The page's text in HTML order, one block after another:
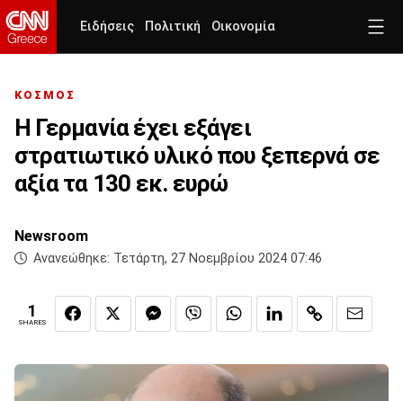
Ειδήσεις Πολιτική Οικονομία
ΚΟΣΜΟΣ
Η Γερμανία έχει εξάγει
στρατιωτικό υλικό που ξεπερνά σε
αξία τα 130 εκ. ευρώ
Newsroom
Ανανεώθηκε: Τετάρτη, 27 Νοεμβρίου 2024 07:46
1
SHARES